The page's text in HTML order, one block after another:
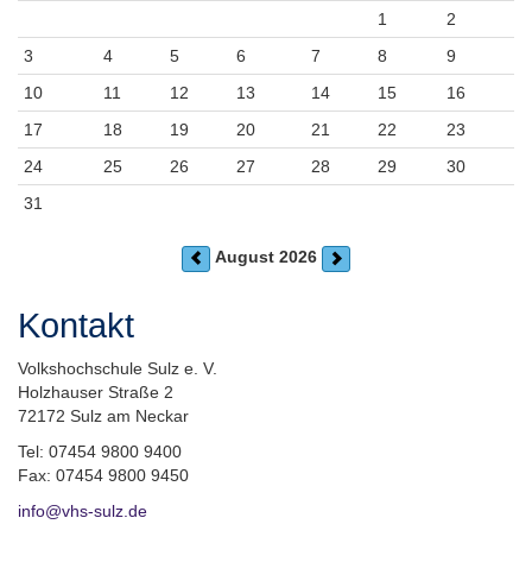
1
2
3
4 5 6 7 8
9
10
11 12 13 14 15
16
17
18 19 20 21 22
23
24
25 26 27 28 29
30
31
August 2026
Kontakt
Volkshochschule Sulz e. V.
Holzhauser Straße 2
72172 Sulz am Neckar
Tel: 07454 9800 9400
Fax: 07454 9800 9450
info@vhs-sulz.de